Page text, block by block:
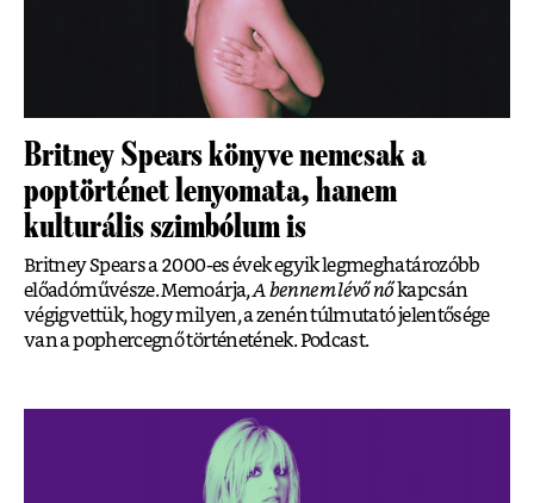
Britney Spears könyve nemcsak a
poptörténet lenyomata, hanem
kulturális szimbólum is
Britney Spears a 2000-es évek egyik legmeghatározóbb
előadóművésze. Memoárja,A bennem lévő nőkapcsán
végigvettük, hogy milyen, a zenén túlmutató jelentősége
van a pophercegnő történetének. Podcast.